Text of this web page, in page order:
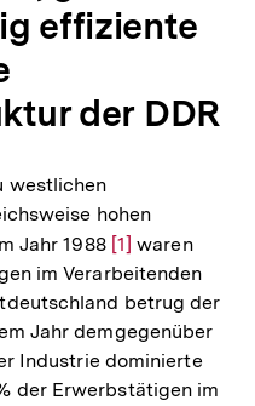
effiziente
der DDR
westlichen
hohen
Jahr 1988 Zur
Auflösung
der
Fußnote
[1] waren
im Verarbeitenden
betrug der
Jahr demgegenüber
Industrie dominierte
der Erwerbstätigen im